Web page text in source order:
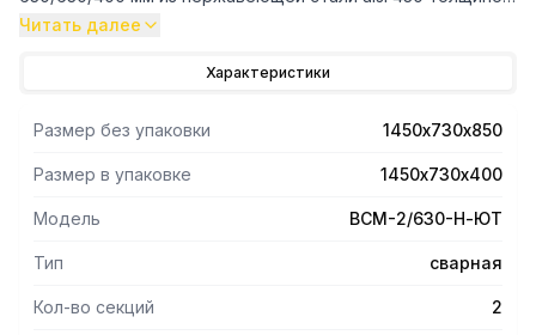
0,8 мм. Имеется двойная перегородка между ёмкостями.
Читать далее
Характеристики
Размер без упаковки 1450х730х850
Размер в упаковке 1450х730х400
Модель ВСМ-2/630-Н-ЮТ
Тип сварная
Кол-во секций 2